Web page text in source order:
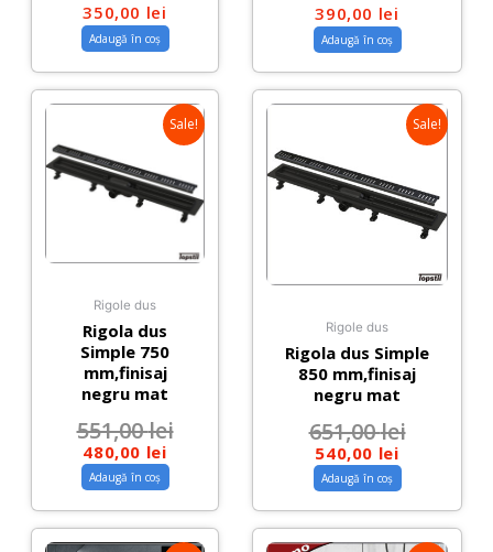
350,00 lei
Adaugă în coș
390,00 lei
Adaugă în coș
Sale!
Rigole dus
Rigola dus
Simple 750
mm,finisaj
negru mat
551,00lei
480,00 lei
Adaugă în coș
Sale!
Rigole dus
Rigola dus Simple
850 mm,finisaj
negru mat
651,00lei
540,00 lei
Adaugă în coș